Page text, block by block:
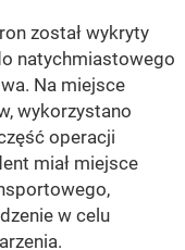
został wykryty
natychmiastowego
Na miejsce
wykorzystano
operacji
miał miejsce
w celu